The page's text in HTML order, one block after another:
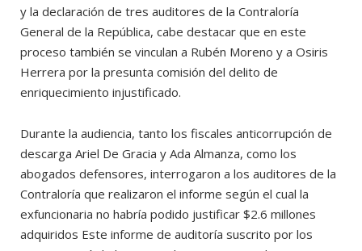
y la declaración de tres auditores de la Contraloría
General de la República, cabe destacar que en este
proceso también se vinculan a Rubén Moreno y a Osiris
Herrera por la presunta comisión del delito de
enriquecimiento injustificado.
Durante la audiencia, tanto los fiscales anticorrupción de
descarga Ariel De Gracia y Ada Almanza, como los
abogados defensores, interrogaron a los auditores de la
Contraloría que realizaron el informe según el cual la
exfuncionaria no habría podido justificar $2.6 millones
adquiridos Este informe de auditoría suscrito por los